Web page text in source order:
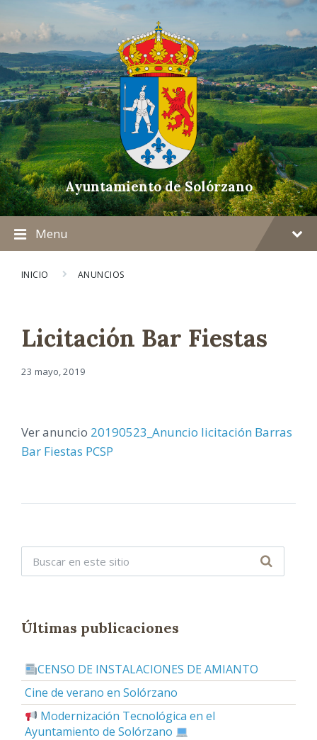
Ayuntamiento de Solórzano
Menu
INICIO ANUNCIOS
Licitación Bar Fiestas
23 mayo, 2019
Ver anuncio 20190523_Anuncio licitación Barras
Bar Fiestas PCSP
Últimas publicaciones
CENSO DE INSTALACIONES DE AMIANTO
Cine de verano en Solórzano
Modernización Tecnológica en el
Ayuntamiento de Solórzano